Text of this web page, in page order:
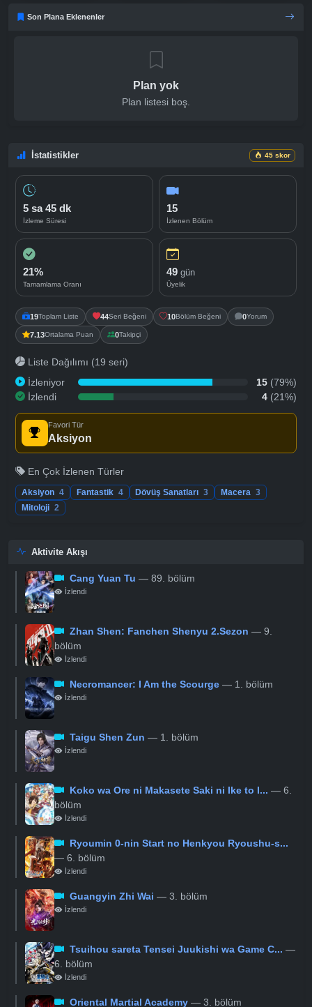
Son Plana Eklenenler
Plan yok
Plan listesi boş.
İstatistikler 45 skor
5 sa 45 dk
İzleme Süresi
15
İzlenen Bölüm
21%
Tamamlama Oranı
49 gün
Üyelik
19Toplam Liste 44Seri Beğeni 10Bölüm Beğeni 0Yorum
7.13Ortalama Puan 0Takipçi
Liste Dağılımı (19 seri)
İzleniyor
15 (79%)
İzlendi
4 (21%)
Favori Tür
Aksiyon
En Çok İzlenen Türler
Aksiyon 4 Fantastik 4 Dövüş Sanatları 3 Macera 3
Mitoloji 2
Aktivite Akışı
Cang Yuan Tu — 89. bölüm
İzlendi
Zhan Shen: Fanchen Shenyu 2.Sezon — 9.
bölüm
İzlendi
Necromancer: I Am the Scourge — 1. bölüm
İzlendi
Taigu Shen Zun — 1. bölüm
İzlendi
Koko wa Ore ni Makasete Saki ni Ike to I... — 6.
bölüm
İzlendi
Ryoumin 0-nin Start no Henkyou Ryoushu-s...
— 6. bölüm
İzlendi
Guangyin Zhi Wai — 3. bölüm
İzlendi
Tsuihou sareta Tensei Juukishi wa Game C... —
6. bölüm
İzlendi
Oriental Martial Academy — 3. bölüm